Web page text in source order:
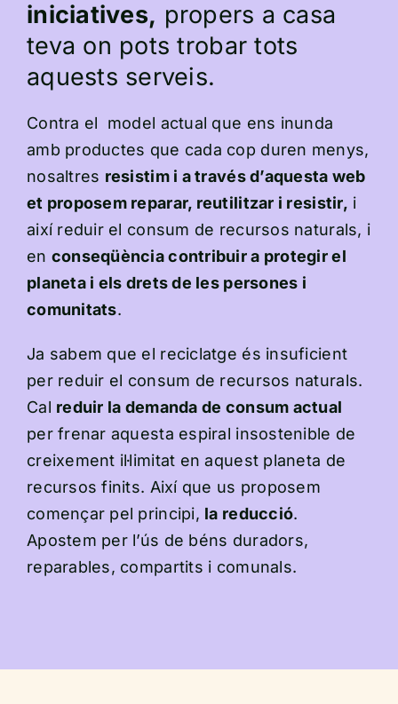
iniciatives, propers a casa
teva on pots trobar tots
aquests serveis.
Contra el model actual que ens inunda
amb productes que cada cop duren menys,
nosaltres resistim i a través d’aquesta web
et proposem reparar, reutilitzar i resistir, i
així reduir el consum de recursos naturals, i
en conseqüència contribuir a protegir el
planeta i els drets de les persones i
comunitats.
Ja sabem que el reciclatge és insuficient
per reduir el consum de recursos naturals.
Cal reduir la demanda de consum actual
per frenar aquesta espiral insostenible de
creixement il·limitat en aquest planeta de
recursos finits. Així que us proposem
començar pel principi, la reducció.
Apostem per l’ús de béns duradors,
reparables, compartits i comunals.